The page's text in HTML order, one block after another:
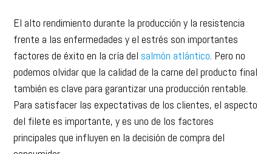
factores de éxito en la cría del salmón atlántico
podemos olvidar que la calidad de la carne del producto final
Para satisfacer las expectativas de los clientes, el aspecto
del filete es importante, y es uno de los factores
principales que influyen en la decisión de compra del